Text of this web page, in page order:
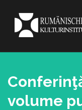
volume